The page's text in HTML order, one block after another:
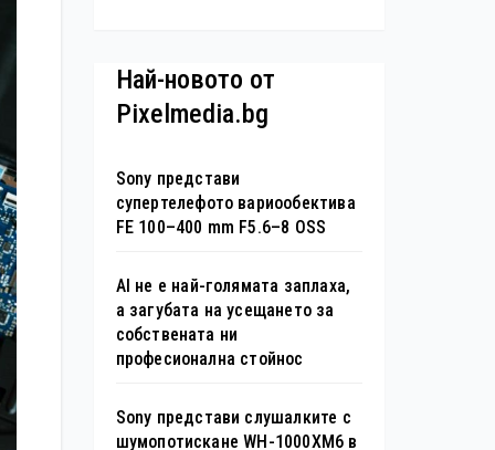
Най-новото от
Pixelmedia.bg
Sony представи
супертелефото вариообектива
FE 100–400 mm F5.6–8 OSS
AI не е най-голямата заплаха,
а загубата на усещането за
собствената ни
професионална стойнос
Sony представи слушалките с
шумопотискане WH-1000XM6 в